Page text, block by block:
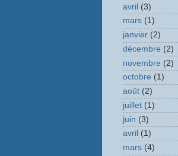
avril (3)
mars (1)
janvier (2)
décembre (2)
novembre (2)
octobre (1)
août (2)
juillet (1)
juin (3)
avril (1)
mars (4)